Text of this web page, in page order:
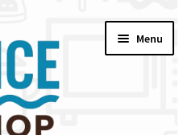
Menu